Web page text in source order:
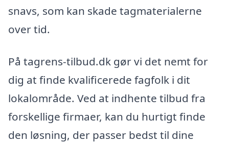
snavs, som kan skade tagmaterialerne
over tid.
På tagrens-tilbud.dk gør vi det nemt for
dig at finde kvalificerede fagfolk i dit
lokalområde. Ved at indhente tilbud fra
forskellige firmaer, kan du hurtigt finde
den løsning, der passer bedst til dine